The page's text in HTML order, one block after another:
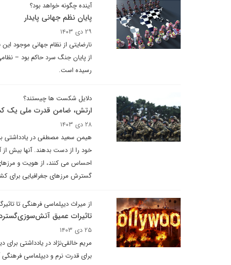
آینده چگونه خواهد بود؟
پایان نظم جهانی پایدار
۲۹ دی ۱۴۰۳
نارضایتی از نظام جهانی موجود
از پایان جنگ سرد حاکم بود –
رسیده است.
دلایل شکست ها چیستند؟
ارتش، ضامن قدرت ملی یک
۲۸ دی ۱۴۰۳
هیمن سعید مصطفی در یادداشتی
خود را از دست بدهند. آنها بیش
احساس می کنند، از هویت و
گسترش مرزهای جغرافیایی برای
از میراث دیپلماسی فرهنگی تا
تاثیرات عمیق
۲۵ دی ۱۴۰۳
مریم خالقی‌نژاد در یادداشتی
برای قدرت نرم و دیپلماسی